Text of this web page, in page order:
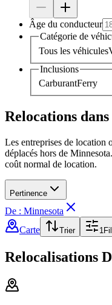
Âge du conducteur
Catégorie de
Tous les véhicules
Inclusions
CarburantFerry
Relocations
Les entreprises de location
déplacés hors de
coût normal de location.
Pertinence
De : Minnesota
Carte
Trier 1
Relocalisations